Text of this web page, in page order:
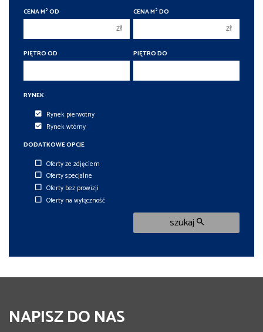
4
4
6
CENA M2OD
zł
CENA M2DO
zł
PIĘTRO OD PIĘTRO DO
RYNEK
Rynek pierwotny
Rynek wtórny
DODATKOWE OPCJE
Oferty ze zdjęciem
Oferty specjalne
Oferty bez prowizji
Oferty na wyłączność
szukaj
NAPISZ DO NAS